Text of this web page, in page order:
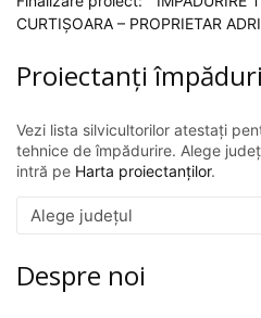
CURTIȘOARA – PROPRIETAR
Proiectanți
Vezi lista silvicultorilor atestați
tehnice de împădurire. Alege
intră pe Harta proiectanților.
Despre noi